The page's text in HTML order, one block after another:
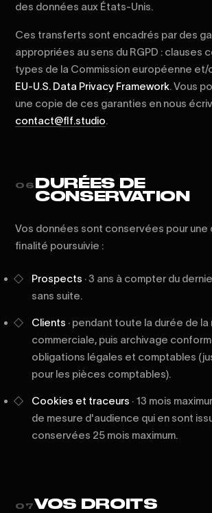
des données aux États-Unis.
Ces transferts sont encadrés par des
appropriées au sens du RGPD : clauses
types de la Commission européenne et/
EU-U.S. Data Privacy Framework. Vous
une copie de ces garanties en nous
contact@flf.studio.
06 DURÉES DE
CONSERVATION
Vos données sont conservées pour une
finalité poursuivie :
Prospects · 3 ans à compter du
sans suite.
Clients · pendant toute la durée de
commerciale, puis archivage
obligations légales et comptables
pour les pièces comptables).
Cookies et traceurs · 13 mois
de mesure d'audience qui en sont
conservées 25 mois maximum.
07VOS DROITS